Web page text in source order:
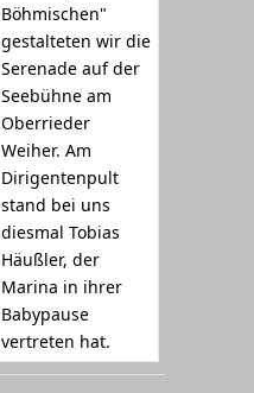
Böhmischen"
gestalteten wir die
Serenade auf der
Seebühne am
Oberrieder
Weiher. Am
Dirigentenpult
stand bei uns
diesmal Tobias
Häußler, der
Marina in ihrer
Babypause
vertreten hat.